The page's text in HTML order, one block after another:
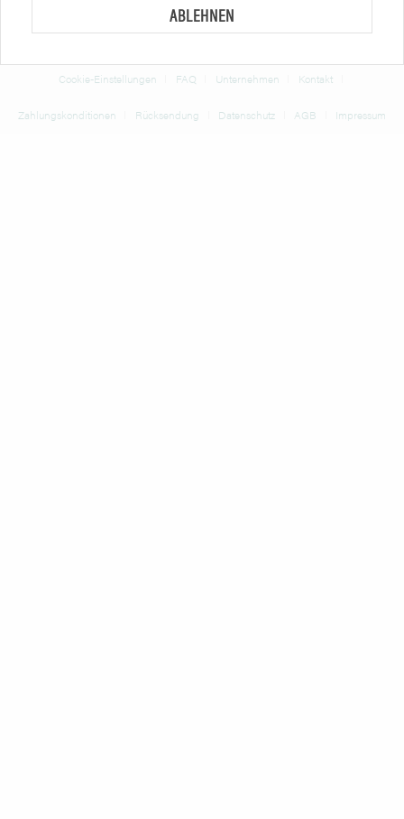
* Alle Preise verstehen sich zzgl. Mehrwertsteuer und
Cookie-Einstellungen FAQ Unternehmen Kontakt
Zahlungskonditionen Rücksendung Datenschutz AGB Impressum
ABLEHNEN